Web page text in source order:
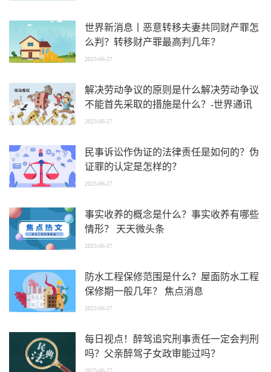
世界新消息丨恶意转移夫妻共同财产罪怎
么判？转移财产罪最高判几年？
2023-06-27
解决劳动争议的原则是什么解决劳动争议
不能首先采取的措施是什么？-世界通讯
2023-06-27
民事诉讼作伪证的法律责任是如何的？伪
证罪的认定是怎样的？
2023-06-27
事实收养的概念是什么？事实收养有哪些
情形？ 天天微头条
2023-06-27
防水工程保修范围是什么？屋面防水工程
保修期一般几年？ 焦点消息
2023-06-27
每日视点！醉驾追究刑事责任一定会判刑
吗？父亲醉驾子女政审能过吗？
2023-06-27